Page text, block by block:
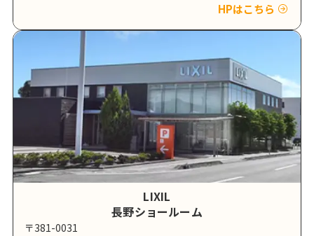
HPはこちら
LIXIL
長野ショールーム
〒381-0031